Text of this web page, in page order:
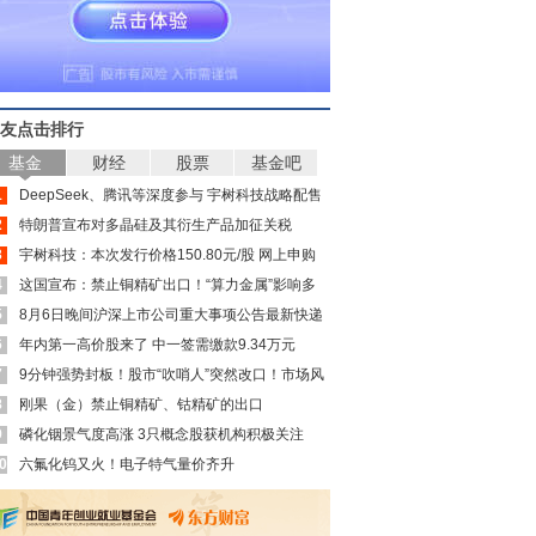
点击排行
基金
财经 股票 基金吧
DeepSeek、腾讯等深度参与 宇树科技战略配售
名单来了
特朗普宣布对多晶硅及其衍生产品加征关税
宇树科技：本次发行价格150.80元/股 网上申购
日为8月10日
这国宣布：禁止铜精矿出口！“算力金属”影响多
大？
8月6日晚间沪深上市公司重大事项公告最新快递
年内第一高价股来了 中一签需缴款9.34万元
9分钟强势封板！股市“吹哨人”突然改口！市场风
向变了？
刚果（金）禁止铜精矿、钴精矿的出口
磷化铟景气度高涨 3只概念股获机构积极关注
（附名单）
六氟化钨又火！电子特气量价齐升